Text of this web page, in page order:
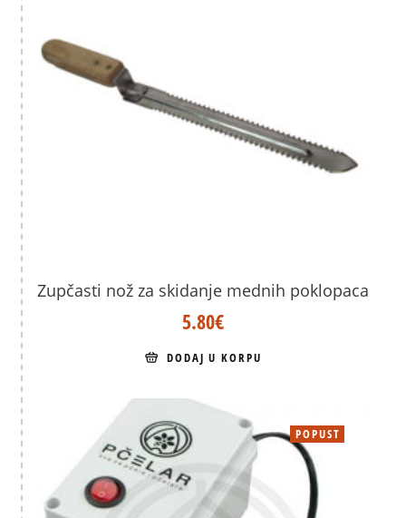
Zupčasti nož za skidanje mednih poklopaca
5.80€
DODAJ U KORPU
POPUST